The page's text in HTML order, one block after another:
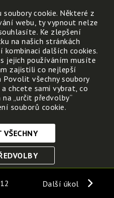
je
. Doma se
Opak slova méně je
.
k šetření
Další úkol
12
cookie. Některé z
webu, ty vypnout nelze
Ke zlepšení
na našich stránkách
kombinaci dalších cookies.
jejich používáním musíte
zajistili co nejlepší
Povolit všechny soubory
chcete sami vybrat, co
„určit předvolby“
souborů cookie.
abyste se mohli
by webové stránky
VŠECHNY